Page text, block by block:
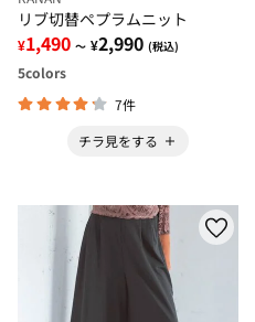
リブ切替ペプラムニット
¥1,490 ～ ¥2,990 (税込)
5colors
7件
チラ見をする